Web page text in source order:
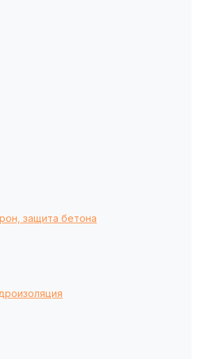
защита бетона